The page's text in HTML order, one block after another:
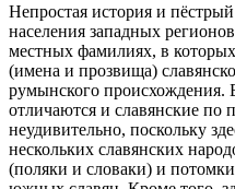
Непростая история и
населения западных
местных фамилиях, в
(имена и прозвища)
румынского происхождения.
отличаются и славянские
неудивительно, поскольку
нескольких славянских
(поляки и словаки) и потомки